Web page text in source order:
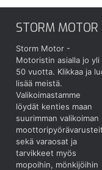
STORM MOTOR
Storm Motor -
Motoristin asialla jo yli
50 vuotta. Klikkaa ja
lisää meistä.
Valikoimastamme
löydät kenties maan
suurimman valikoiman
sekä varaosat ja
tarvikkeet myös
mopoihin, mönkijöihin